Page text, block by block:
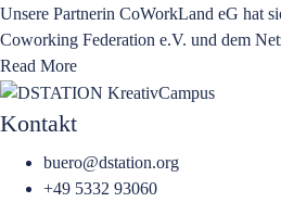
Unsere Partnerin CoWorkLand eG hat
Coworking Federation e.V. und dem
Read More
Kontakt
buero@dstation.org
+49 5332 93060